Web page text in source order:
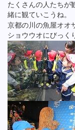
たくさんの人たちが
緒に観ていこうね。
京都の川の魚屋オオ
ショウウオにびっく